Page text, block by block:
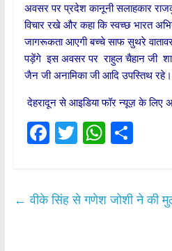
अवसर पर प्रदेश कानूनी सलाहकार
विचार रखे और कहा कि स्वच्छ भारत
जागरूकता आएगी बच्चे साफ सुथरे
पड़ेंगे इस अवसर पर राहुल चैहान जी
जैन जी अनामिका जी आदि उपस्तिथ रहे।
देहरादून से आइडिया फॉर न्यूज़ के लिए
F
b
T
er
W
s
S
e
← वीके सिंह से गणेश जोशी ने की